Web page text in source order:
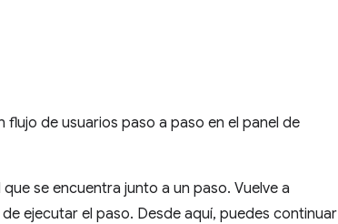
de usuarios paso a paso en el panel de
se encuentra junto a un paso. Vuelve a
ejecutar el paso. Desde aquí, puedes continuar